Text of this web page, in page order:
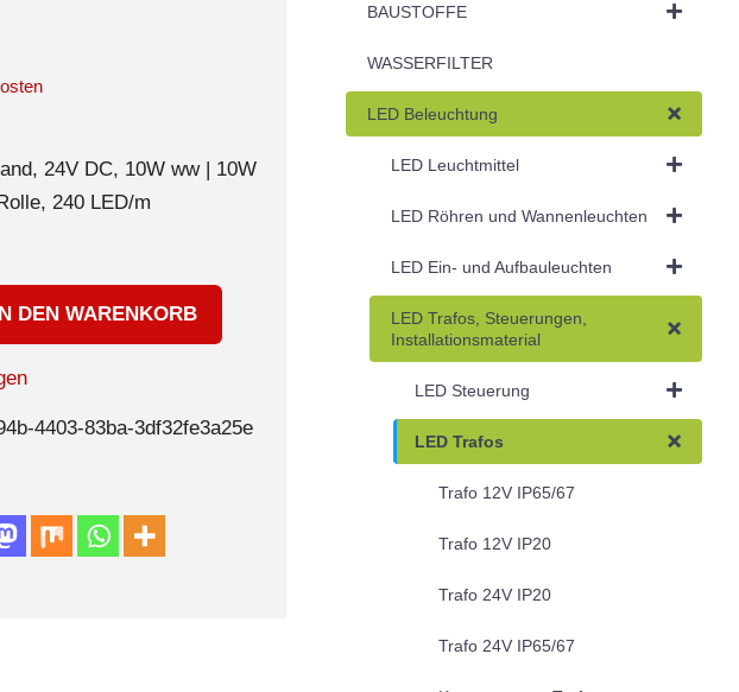
24V DC, 10W ww | 10W
240 LED/m
DEN WARENKORB
4403-83ba-3df32fe3a25e
BAUSTOFFE
WASSERFILTER
LED Beleuchtung
LED Leuchtmittel
LED Röhren und Wannenleuchten
LED Ein- und Aufbauleuchten
LED Trafos, Steuerungen,
Installationsmaterial
LED Steuerung
LED Trafos
Trafo 12V IP65/67
Trafo 12V IP20
Trafo 24V IP20
Trafo 24V IP65/67